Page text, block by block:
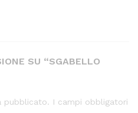
SU “SGABELLO
pubblicato. I campi obbligatori